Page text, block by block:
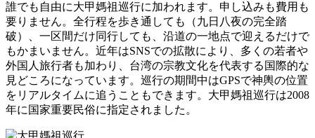
誰でも自由に大甲媽祖巡行に加われます。申し込みも費用も
要りません。全行程を歩き通しても（九日八夜の完全踏
破）、一区間だけ同行しても、沿道の一地点で迎えるだけで
もかまいません。近年はSNSでの拡散により、多くの若者や
外国人旅行者も加わり、台湾の宗教文化を代表する国際的な
見どころになっています。巡行の期間中はGPSで神輿の位置
をリアルタイムに追うこともできます。大甲媽祖巡行は2008
年に国家重要民俗に指定されました。